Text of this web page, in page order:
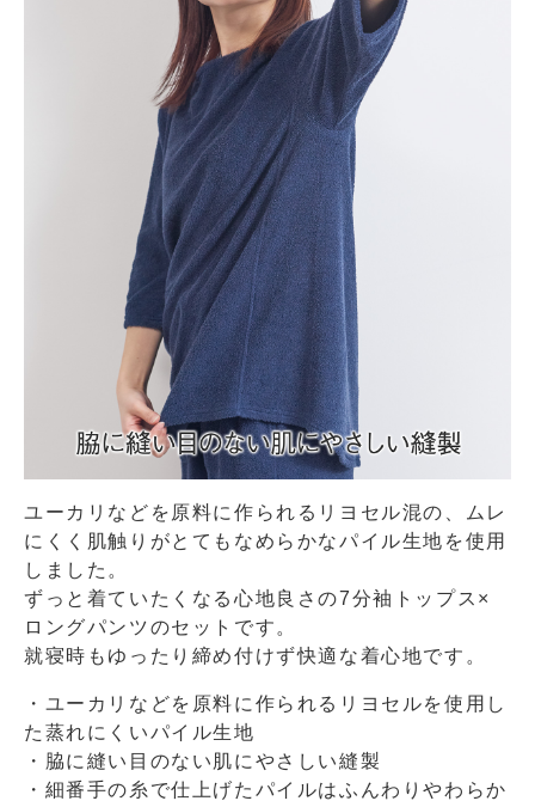
ユーカリなどを原料に作られるリヨセル混の、ムレ
にくく肌触りがとてもなめらかなパイル生地を使用
しました。
ずっと着ていたくなる心地良さの7分袖トップス×
ロングパンツのセットです。
就寝時もゆったり締め付けず快適な着心地です。
・ユーカリなどを原料に作られるリヨセルを使用し
た蒸れにくいパイル生地
・脇に縫い目のない肌にやさしい縫製
・細番手の糸で仕上げたパイルはふんわりやわらか